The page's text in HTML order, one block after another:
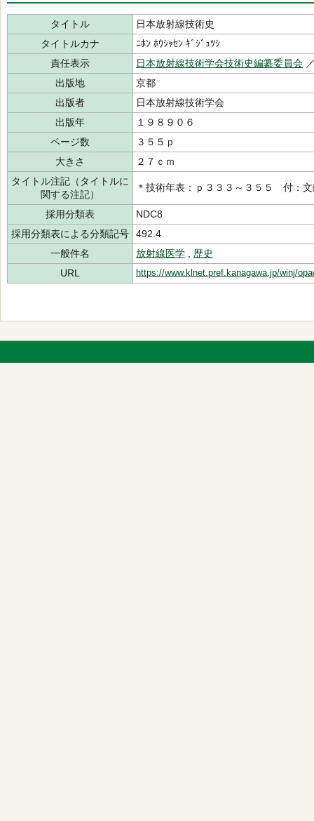
タイトル
日本放射線技術史
タイトルカナ
ﾆﾎﾝ ﾎｳｼｬｾﾝ ｷﾞｼﾞｭﾂｼ
責任表示
日本放射線技術学会技術史編纂委員会
出版地
京都
出版者
日本放射線技術学会
出版年
１９８９０６
ページ数
３５５ｐ
大きさ
２７ｃｍ
タイトル注記（タイトルに
関する注記）
＊技術年表：ｐ３３３～３５５ 付：
採用分類表
NDC8
採用分類表による分類記号
492.4
一般件名
放射線医学
歴史
URL
https://www.klnet.pref.kanagawa.jp/winj/